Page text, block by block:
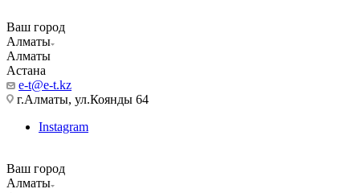
Ваш город
Алматы
Алматы
Астана
e-t@e-t.kz
г.Алматы, ул.Коянды 64
Instagram
Ваш город
Алматы